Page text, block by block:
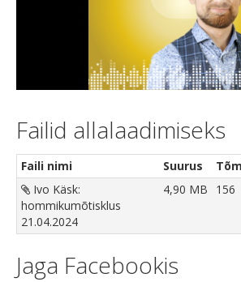
Play
Failid allalaadimiseks
Faili nimi Suurus
Ivo Käsk:
hommikumõtisklus
21.04.2024
4,90 MB 156
Jaga Facebookis